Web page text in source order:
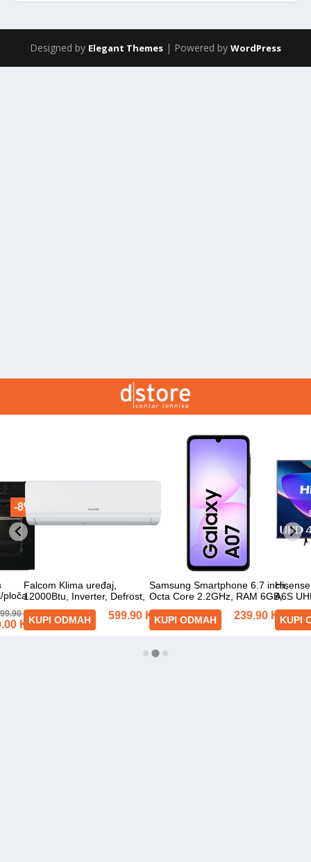
Designed by Elegant Themes | Powered by WordPress